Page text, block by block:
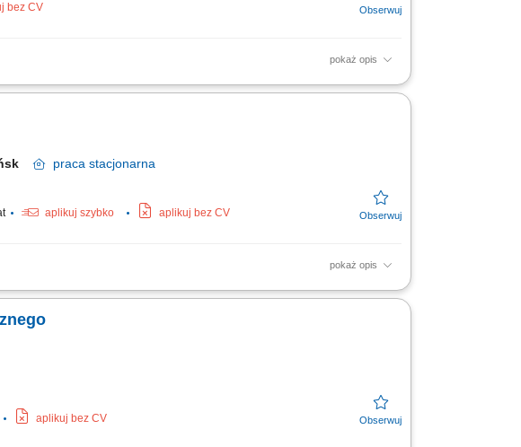
bez CV
pokaż opis
helping them go from doing digital to being digital. Cognizant
praca stacjonarna
aplikuj szybko aplikuj bez CV
pokaż opis
zadań operacyjnych i administracyjnych. Dbanie o
aplikuj bez CV